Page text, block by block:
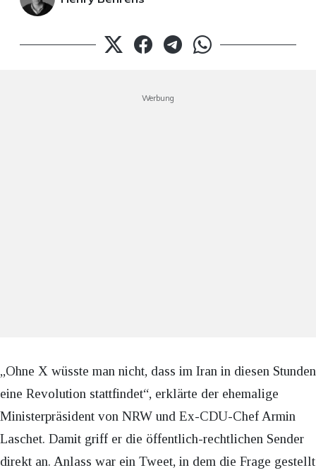
Werbung
„Ohne X wüsste man nicht, dass im Iran in diesen Stunden
eine Revolution stattfindet“, erklärte der ehemalige
Ministerpräsident von NRW und Ex-CDU-Chef Armin
Laschet. Damit griff er die öffentlich-rechtlichen Sender
direkt an. Anlass war ein Tweet, in dem die Frage gestellt